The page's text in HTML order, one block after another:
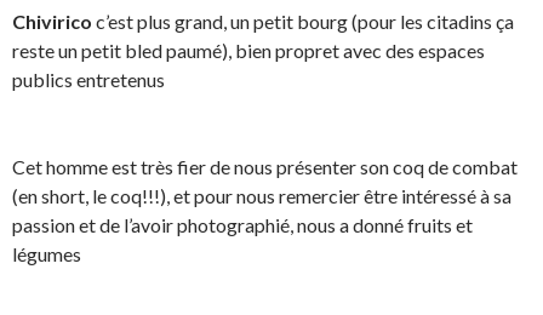
Chivirico c’est plus grand, un petit bourg (pour les citadins ça
reste un petit bled paumé), bien propret avec des espaces
publics entretenus
Cet homme est très fier de nous présenter son coq de combat
(en short, le coq!!!), et pour nous remercier être intéressé à sa
passion et de l’avoir photographié, nous a donné fruits et
légumes